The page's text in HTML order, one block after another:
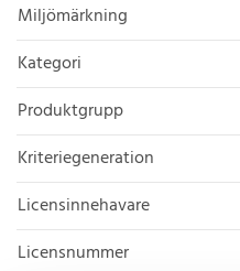
Miljömärkning
Kategori
Produktgrupp
Kriteriegeneration
Licensinnehavare
Licensnummer